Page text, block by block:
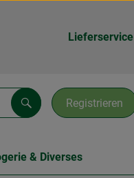
Lieferservice
Registrieren
Suchen
& Diverses